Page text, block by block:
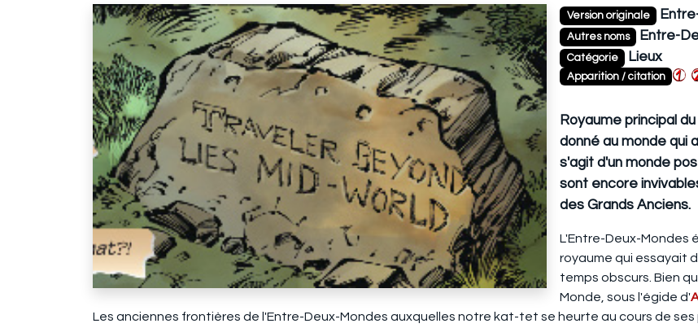
Version originale
Autres noms Entre-
Catégorie Lieux
Apparition / citation
Royaume principal
donné au monde qui
s'agit d'un monde
sont encore
des Grands Anciens.
L'Entre-Deux-Mondes
royaume qui essayait
temps obscurs. Bien
Monde, sous l'égide d'
Les anciennes frontières de l'Entre-Deux-Mondes auxquelles notre kat-tet se heurte au cours de